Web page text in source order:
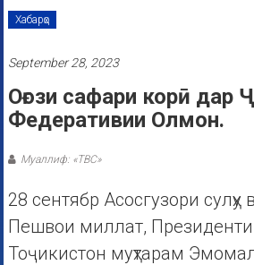
Хабарҳо
September 28, 2023
Оғози сафари корӣ дар
Федеративии Олмон.
Муаллиф: «ТВС»
28 сентябр Асосгузори сулҳу
Пешвои миллат, Президенти
Тоҷикистон муҳтарам